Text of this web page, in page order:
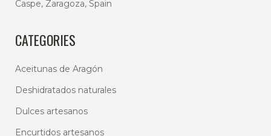
Caspe, Zaragoza, Spain
CATEGORIES
Aceitunas de Aragón
Deshidratados naturales
Dulces artesanos
Encurtidos artesanos